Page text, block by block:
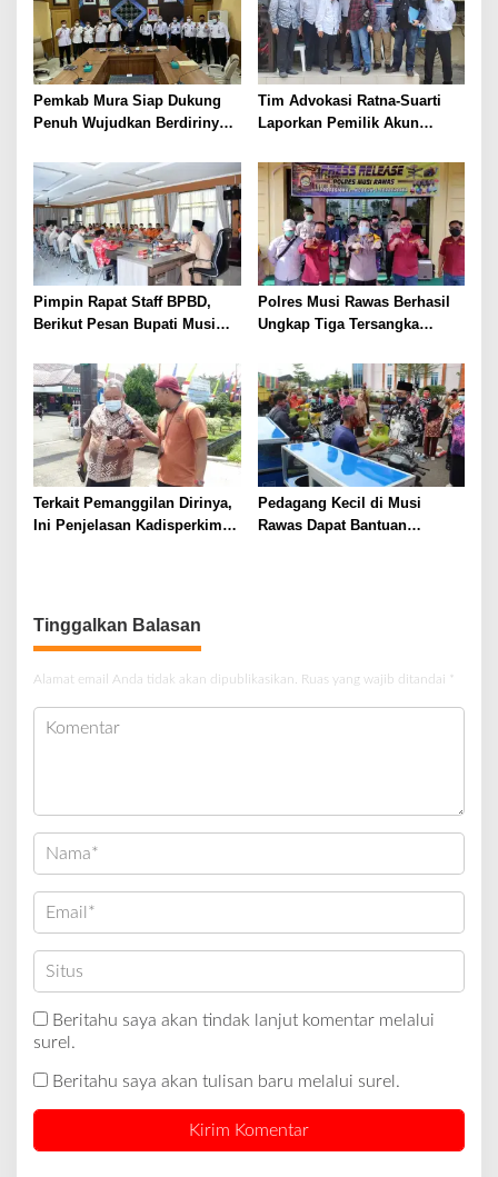
Pemkab Mura Siap Dukung
Penuh Wujudkan Berdirinya
Rawas
Tim Advokasi Ratna-Suarti
Laporkan Pemilik Akun
Hoax
Pimpin Rapat Staff BPBD,
Berikut Pesan Bupati Musi
Penanggulangan Bencana
Polres Musi Rawas Berhasil
Ungkap Tiga Tersangka
Terkait Pemanggilan Dirinya,
Ini Penjelasan Kadisperkim
Pedagang Kecil di Musi
Rawas Dapat Bantuan
Tinggalkan Balasan
Alamat email Anda tidak akan dipublikasikan. Ruas yang wajib ditandai *
Beritahu saya akan tindak lanjut komentar melalui
surel.
Beritahu saya akan tulisan baru melalui surel.